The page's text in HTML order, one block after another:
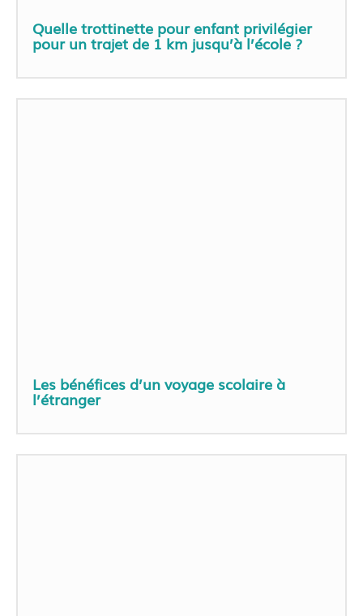
Quelle trottinette pour enfant privilégier
pour un trajet de 1 km jusqu’à l’école ?
Les bénéfices d’un voyage scolaire à
l’étranger